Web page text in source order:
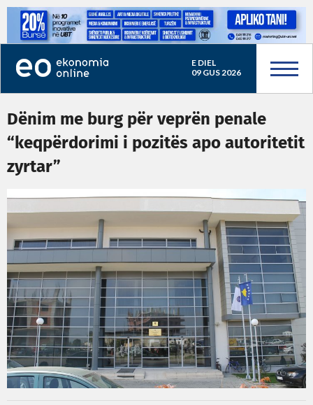
E DIEL
09 GUS 2026
Dënim me burg për veprën penale
“keqpërdorimi i pozitës apo autoritetit
zyrtar”